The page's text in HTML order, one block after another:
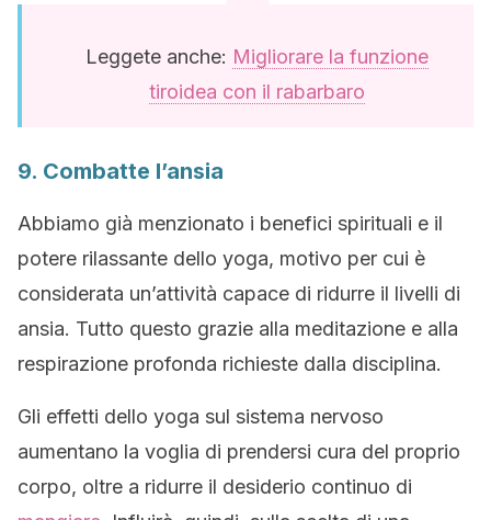
Leggete anche: Migliorare la funzione
tiroidea con il rabarbaro
9. Combatte l’ansia
Abbiamo già menzionato i benefici spirituali e il
potere rilassante dello yoga, motivo per cui è
considerata un’attività capace di ridurre il livelli di
ansia. Tutto questo grazie alla meditazione e alla
respirazione profonda richieste dalla disciplina.
Gli effetti dello yoga sul sistema nervoso
aumentano la voglia di prendersi cura del proprio
corpo, oltre a ridurre il desiderio continuo di